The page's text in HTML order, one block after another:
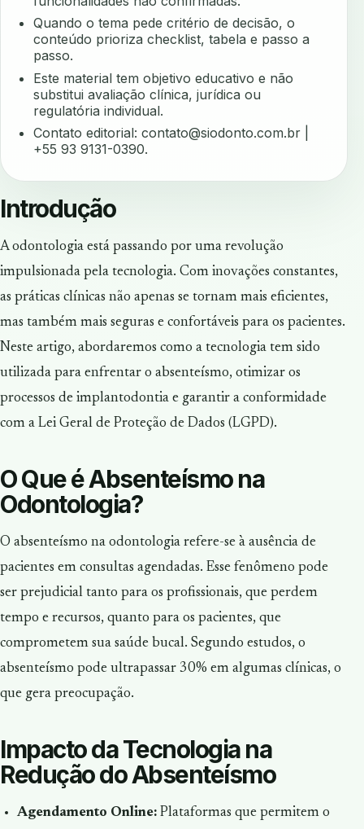
Quando o tema pede critério de decisão, o
conteúdo prioriza checklist, tabela e passo a
passo.
Este material tem objetivo educativo e não
substitui avaliação clínica, jurídica ou
regulatória individual.
Contato editorial:contato@siodonto.com.br
+55 93 9131-0390.
Introdução
A odontologia está passando por uma revolução
impulsionada pela tecnologia. Com inovações constantes,
as práticas clínicas não apenas se tornam mais eficientes,
mas também mais seguras e confortáveis para os pacientes.
Neste artigo, abordaremos como a tecnologia tem sido
utilizada para enfrentar o absenteísmo, otimizar os
processos de implantodontia e garantir a conformidade
com a Lei Geral de Proteção de Dados (LGPD).
O Que é Absenteísmo na
Odontologia?
O absenteísmo na odontologia refere-se à ausência de
pacientes em consultas agendadas. Esse fenômeno pode
ser prejudicial tanto para os profissionais, que perdem
tempo e recursos, quanto para os pacientes, que
comprometem sua saúde bucal. Segundo estudos, o
absenteísmo pode ultrapassar 30% em algumas clínicas, o
que gera preocupação.
Impacto da Tecnologia na
Redução do Absenteísmo
Agendamento Online:Plataformas que permitem o